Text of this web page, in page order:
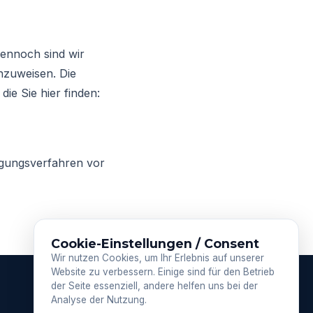
sind wir
Die
Sie hier finden:
vor
RECHTLICHES
Cookie-Einstellungen / Consent
Wir nutzen Cookies, um Ihr Erlebnis auf unserer
Website zu verbessern. Einige sind für den Betrieb
der Seite essenziell, andere helfen uns bei der
Analyse der Nutzung.